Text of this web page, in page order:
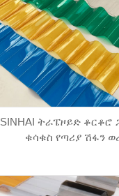
SINHAI ትራፔዞይድ ቆርቆሮ
ቁሳቁስ የጣሪያ ሽፋን